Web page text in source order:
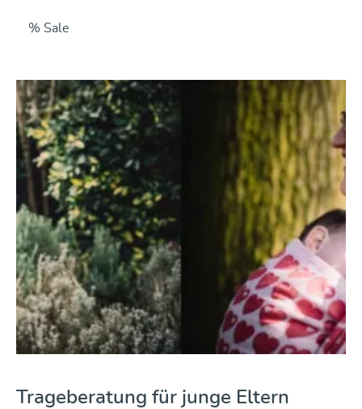
% Sale
Trageberatung für junge Eltern